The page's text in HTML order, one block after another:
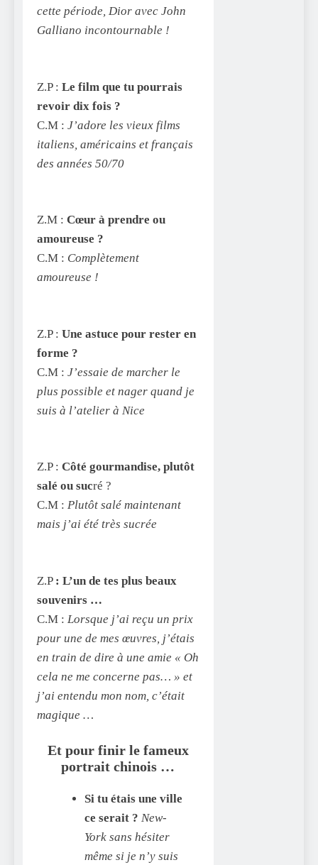
cette période, Dior avec John
Galliano incontournable !
Z.P : Le film que tu pourrais
revoir dix fois ?
C.M : J’adore les vieux films
italiens, américains et français
des années 50/70
Z.M : Cœur à prendre ou
amoureuse ?
C.M : Complètement
amoureuse !
Z.P : Une astuce pour rester en
forme ?
C.M : J’essaie de marcher le
plus possible et nager quand je
suis à l’atelier à Nice
Z.P : Côté gourmandise, plutôt
salé ou sucré ?
C.M : Plutôt salé maintenant
mais j’ai été très sucrée
Z.P : L’un de tes plus beaux
souvenirs …
C.M : Lorsque j’ai reçu un prix
pour une de mes œuvres, j’étais
en train de dire à une amie « Oh
cela ne me concerne pas… » et
j’ai entendu mon nom, c’était
magique …
Et pour finir le fameux
portrait chinois …
Si tu étais une ville
ce serait ? New-
York sans hésiter
même si je n’y suis